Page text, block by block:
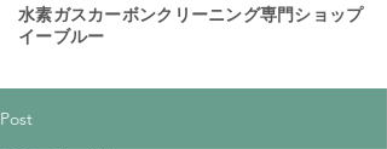
​水素ガスカーボンクリーニング専門ショップ
イーブルー
Post